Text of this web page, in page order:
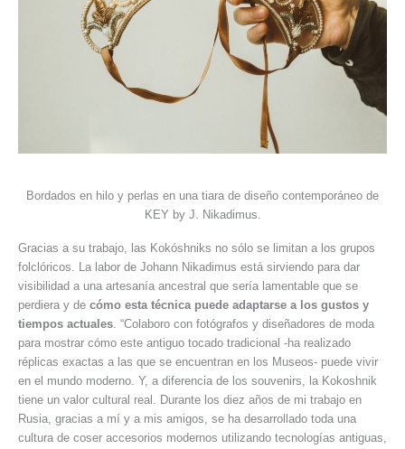
Bordados en hilo y perlas en una tiara de diseño contemporáneo de
KEY by J. Nikadimus.
Gracias a su trabajo, las Kokóshniks no sólo se limitan a los grupos
folclóricos. La labor de Johann Nikadimus está sirviendo para dar
visibilidad a una artesanía ancestral que sería lamentable que se
perdiera y de cómo esta técnica puede adaptarse a los gustos y
tiempos actuales. “Colaboro con fotógrafos y diseñadores de moda
para mostrar cómo este antiguo tocado tradicional -ha realizado
réplicas exactas a las que se encuentran en los Museos- puede vivir
en el mundo moderno. Y, a diferencia de los souvenirs, la Kokoshnik
tiene un valor cultural real. Durante los diez años de mi trabajo en
Rusia, gracias a mí y a mis amigos, se ha desarrollado toda una
cultura de coser accesorios modernos utilizando tecnologías antiguas,